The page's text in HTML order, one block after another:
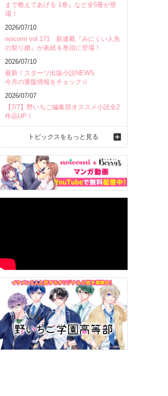
まで教えてあげる 1巻』など全5冊が登
場！
2026/07/10
noicomi vol.171 新連載『みにくい人魚
の契り婚』が表紙＆巻頭に登場！
2026/07/10
最新！スターツ出版小説NEWS
今月の重版情報をチェック☆
2026/07/07
【7/7】野いちご編集部オススメ小説全2
作品UP！
トピックスをもっと見る